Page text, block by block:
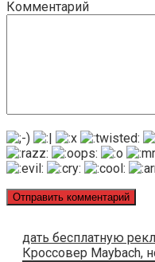
Комментарий
дать бесплатную
Кроссовер Maybach,